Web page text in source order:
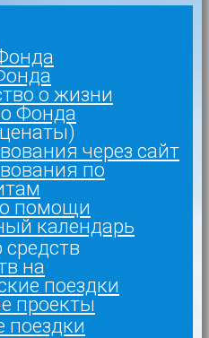
о жизни
Фонда
через сайт
по
помощи
календарь
на
поездки
проекты
поездки